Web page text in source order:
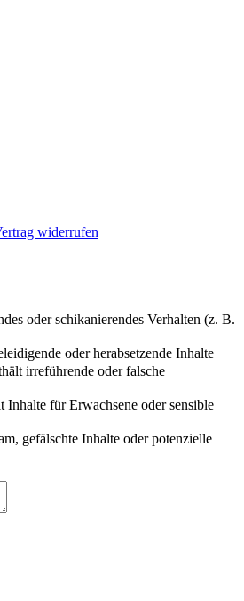
widerrufen
oder schikanierendes Verhalten (z. B.
oder herabsetzende Inhalte
irreführende oder falsche
Inhalte für Erwachsene oder sensible
gefälschte Inhalte oder potenzielle